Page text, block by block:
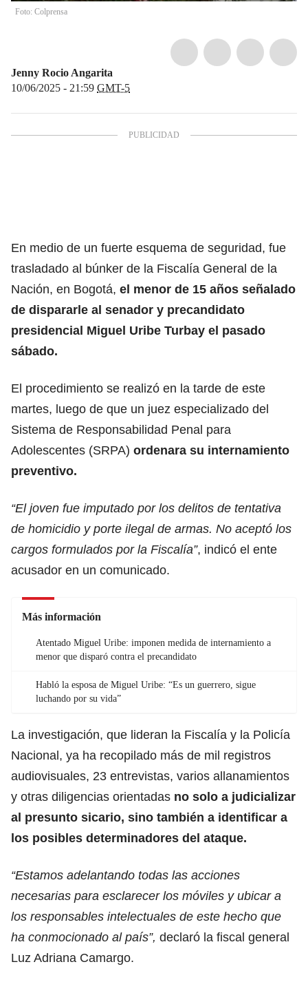
Foto: Colprensa
Jenny Rocio Angarita
10/06/2025 - 21:59 GMT-5
En medio de un fuerte esquema de seguridad, fue
trasladado al búnker de la Fiscalía General de la
Nación, en Bogotá, el menor de 15 años señalado
de dispararle al senador y precandidato
presidencial Miguel Uribe Turbay el pasado
sábado.
El procedimiento se realizó en la tarde de este
martes, luego de que un juez especializado del
Sistema de Responsabilidad Penal para
Adolescentes (SRPA) ordenara su internamiento
preventivo.
“El joven fue imputado por los delitos de tentativa
de homicidio y porte ilegal de armas. No aceptó los
cargos formulados por la Fiscalía”, indicó el ente
acusador en un comunicado.
Más información
Atentado Miguel Uribe: imponen medida de internamiento a
menor que disparó contra el precandidato
Habló la esposa de Miguel Uribe: “Es un guerrero, sigue
luchando por su vida”
La investigación, que lideran la Fiscalía y la Policía
Nacional, ya ha recopilado más de mil registros
audiovisuales, 23 entrevistas, varios allanamientos
y otras diligencias orientadas no solo a judicializar
al presunto sicario, sino también a identificar a
los posibles determinadores del ataque.
“Estamos adelantando todas las acciones
necesarias para esclarecer los móviles y ubicar a
los responsables intelectuales de este hecho que
ha conmocionado al país”, declaró la fiscal general
Luz Adriana Camargo.